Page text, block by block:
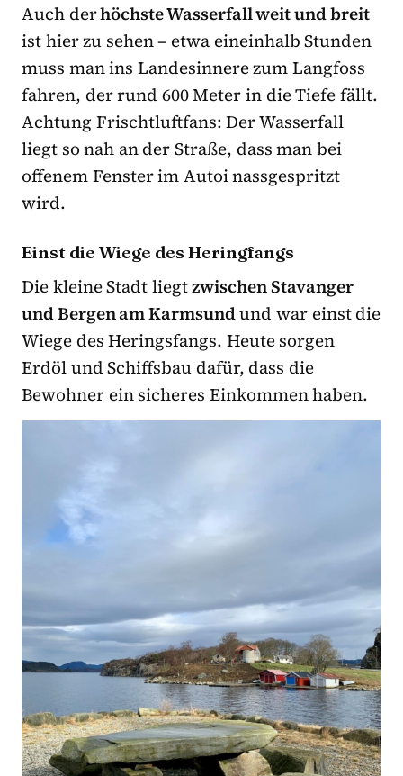
Auch derhöchste Wasserfall weit und breit
ist hier zu sehen – etwa eineinhalb Stunden
muss man ins Landesinnere zum Langfoss
fahren, der rund 600 Meter in die Tiefe fällt.
Achtung Frischtluftfans: Der Wasserfall
liegt so nah an der Straße, dass man bei
offenem Fenster im Autoi nassgespritzt
wird.
Einst die Wiege des Heringfangs
Die kleine Stadt liegtzwischen Stavanger
und Bergen am Karmsundund war einst die
Wiege des Heringsfangs. Heute sorgen
Erdöl und Schiffsbau dafür, dass die
Bewohner ein sicheres Einkommen haben.